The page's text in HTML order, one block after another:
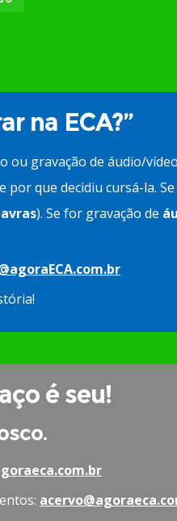
na ECA?”
ou gravação de áudio/
e por que decidiu cursá-la.
). Se for gravação de
é seu!